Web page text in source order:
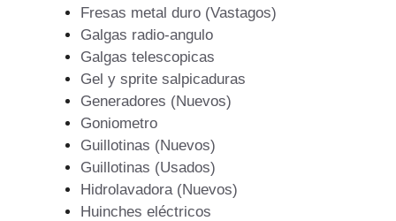
Fresas metal duro (Vastagos)
Galgas radio-angulo
Galgas telescopicas
Gel y sprite salpicaduras
Generadores (Nuevos)
Goniometro
Guillotinas (Nuevos)
Guillotinas (Usados)
Hidrolavadora (Nuevos)
Huinches eléctricos